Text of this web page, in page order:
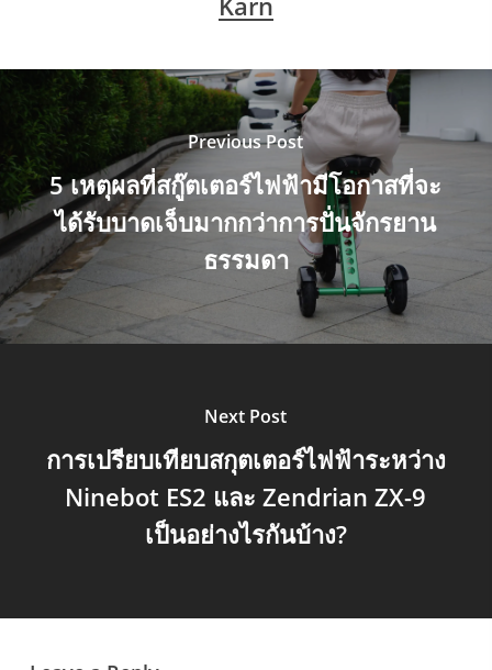
Previous Post
5 เหตุผลที่สกู๊ตเตอร์ไฟฟ้ามีโอกาสที่จะ
ได้รับบาดเจ็บมากกว่าการปั่นจักรยาน
ธรรมดา
Next Post
การเปรียบเทียบสกุตเตอร์ไฟฟ้าระหว่าง
Ninebot ES2 และ Zendrian ZX-9
เป็นอย่างไรกันบ้าง?